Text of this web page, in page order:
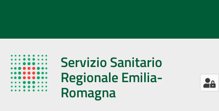
Servizio Sanitario
Regionale Emilia-
Romagna